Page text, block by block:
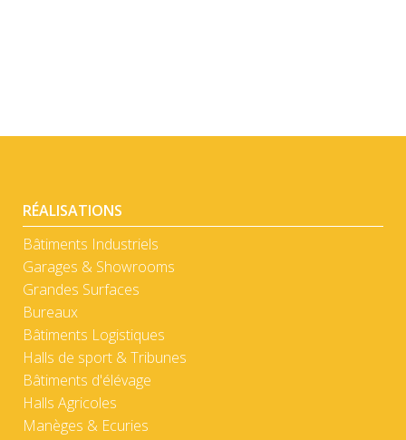
RÉALISATIONS
Bâtiments Industriels
Garages & Showrooms
Grandes Surfaces
Bureaux
Bâtiments Logistiques
Halls de sport & Tribunes
Bâtiments d'élévage
Halls Agricoles
Manèges & Ecuries